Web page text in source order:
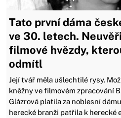
Tato první dáma
ve 30. letech.
filmové hvězdy,
odmítl
Její tvář měla ušlechtilé rysy.
kněžny ve filmovém zpracování
Glázrová platila za noblesní
herecké branži patřila k herecké